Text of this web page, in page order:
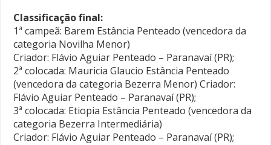
Classificação final:
1ª campeã: Barem Estância Penteado (vencedora da
categoria Novilha Menor)
Criador: Flávio Aguiar Penteado – Paranavaí (PR);
2ª colocada: Mauricia Glaucio Estância Penteado
(vencedora da categoria Bezerra Menor) Criador:
Flávio Aguiar Penteado – Paranavaí (PR);
3ª colocada: Etiopia Estância Penteado (vencedora da
categoria Bezerra Intermediária)
Criador: Flávio Aguiar Penteado – Paranavaí (PR);